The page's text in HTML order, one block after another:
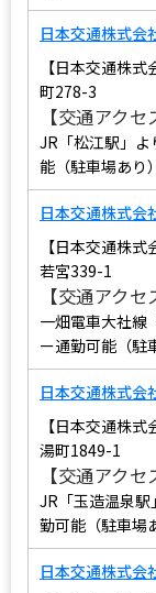
日本交通株式会
【日本交通株
町278-3
【交通アクセ
JR「松江駅」
能（駐車場あり）
日本交通株式会
【日本交通株
若宮339-1
【交通アクセ
一畑電車大社線
ー通勤可能（駐
日本交通株式会
【日本交通株
湯町1849-1
【交通アクセ
JR「玉造温泉
勤可能（駐車場
日本交通株式会